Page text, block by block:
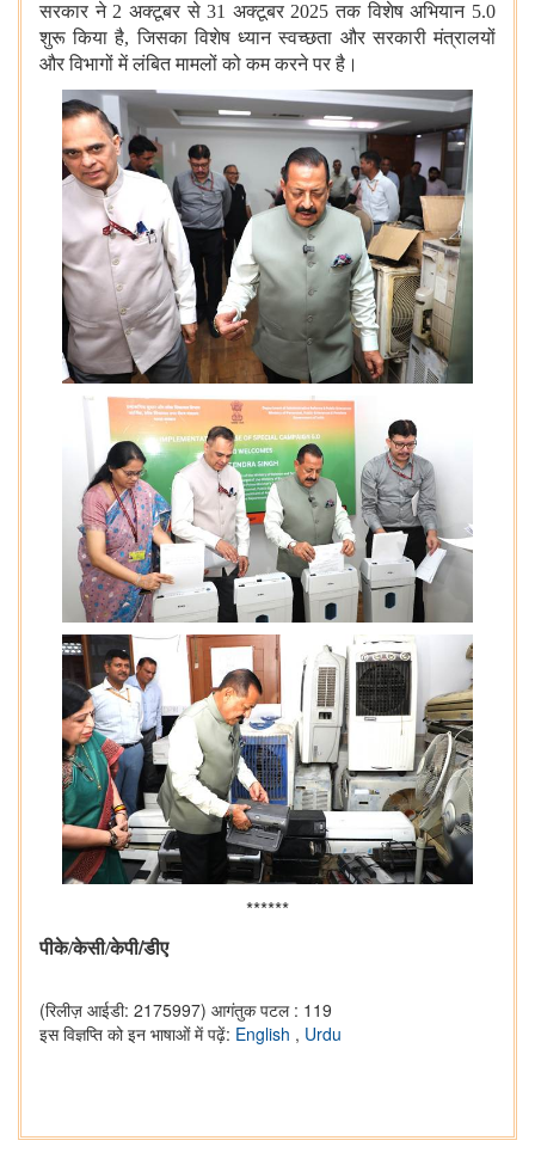
सरकार ने2 अक्टूबर से31 अक्टूबर2025तक विशेष अभियान 5.0
शुरू किया है,जिसका विशेष ध्यान स्वच्छता और सरकारी मंत्रालयों
और विभागों में लंबित मामलों को कम करने पर है।
******
पीके/केसी/केपी/डीए
(रिलीज़ आईडी: 2175997) आगंतुक पटल : 119
इस विज्ञप्ति को इन भाषाओं में पढ़ें: English , Urdu